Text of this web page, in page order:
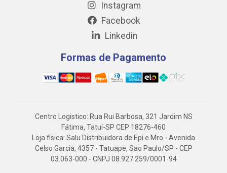
Instagram
Facebook
Linkedin
Formas de Pagamento
Centro Logistico: Rua Rui Barbosa, 321 Jardim NS
Fátima, Tatuí-SP CEP 18276-460
Loja fisica: Salu Distribuidora de Epi e Mro - Avenida
Celso Garcia, 4357 - Tatuape, Sao Paulo/SP - CEP
03.063-000 - CNPJ 08.927.259/0001-94